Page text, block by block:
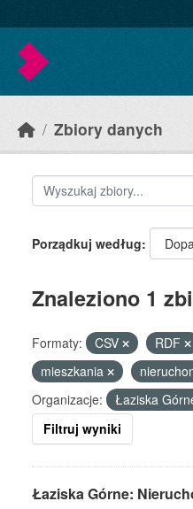
Zbiory danych
Porządkuj według
Znaleziono 1
Formaty: CSV RDF
mieszkania
Organizacje:
Łaziska
Filtruj wyniki
Łaziska Górne: